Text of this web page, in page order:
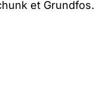
et Grundfos.